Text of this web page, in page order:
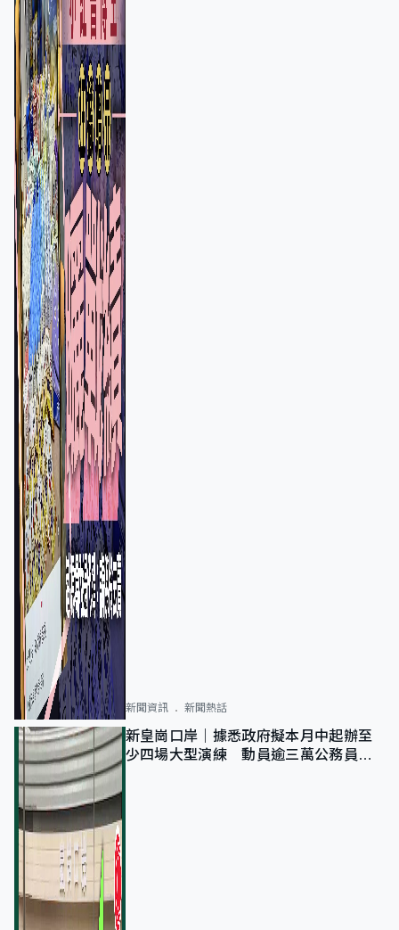
新聞資訊 新聞熱話
新皇崗口岸｜據悉政府擬本月中起辦至
少四場大型演練 動員逾三萬公務員人